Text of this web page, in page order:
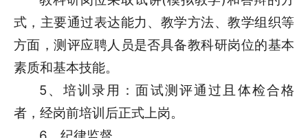
式，主要通过表达能力、教学方法、教学组织等
方面，测评应聘人员是否具备教科研岗位的基本
素质和基本技能。
5、培训录用：面试测评通过且体检合格
者，经岗前培训后正式上岗。